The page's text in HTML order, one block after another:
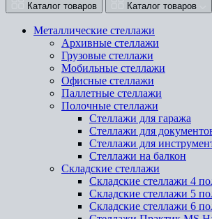
Каталог товаров Каталог товаров
Металлические стеллажи
Архивные стеллажи
Грузовые стеллажи
Мобильные стеллажи
Офисные стеллажи
Паллетные стеллажи
Полочные стеллажи
Стеллажи для гаража
Стеллажи для
Стеллажи для
Стеллажи на балкон
Складские стеллажи
Складские стеллажи 4
Складские стеллажи 5
Складские стеллажи 6